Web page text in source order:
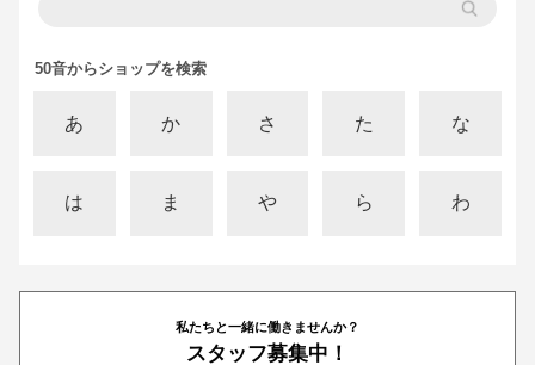
50音からショップを検索
あ か さ た な
は ま や ら わ
私たちと一緒に働きませんか？
スタッフ募集中！